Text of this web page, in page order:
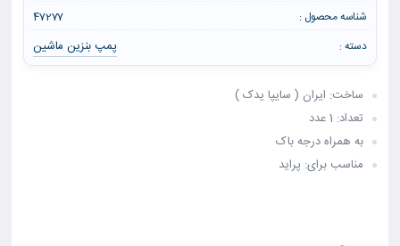
شناسه محصول :
47277
دسته :
پمپ بنزین ماشین
ساخت: ایران ( سایپا یدک )
تعداد: 1 عدد
به همراه درجه باک
مناسب برای: پراید